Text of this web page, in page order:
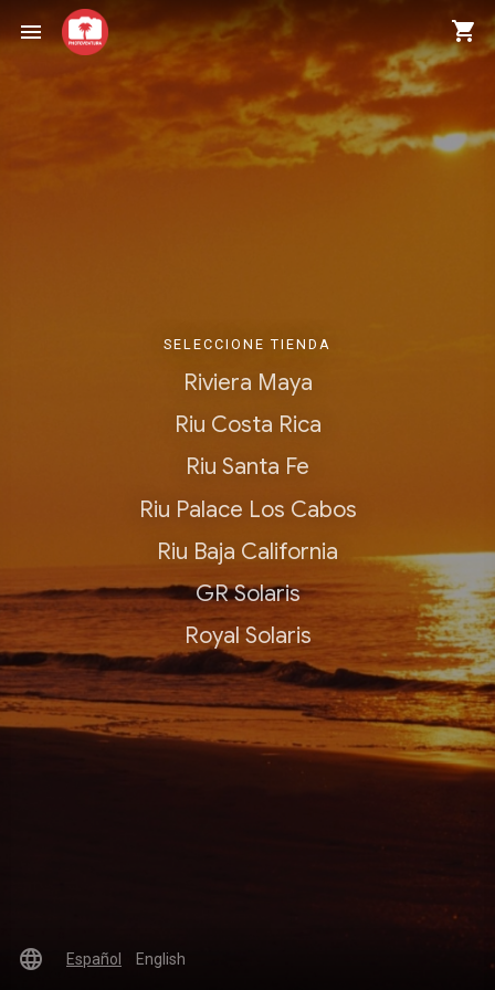
menu shopping_cart
SELECCIONE TIENDA
Riviera Maya
Riu Costa Rica
Riu Santa Fe
Riu Palace Los Cabos
Riu Baja California
GR Solaris
Royal Solaris
language Español English